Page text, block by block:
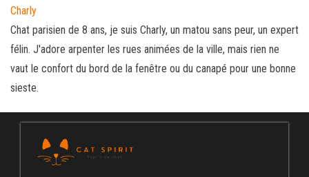
Charly
Chat parisien de 8 ans, je suis Charly, un matou sans peur, un expert
félin. J'adore arpenter les rues animées de la ville, mais rien ne
vaut le confort du bord de la fenêtre ou du canapé pour une bonne
sieste.